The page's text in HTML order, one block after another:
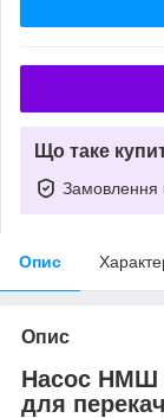
Що таке
Замовлення
Опис
Опис
Насос НМШ
для